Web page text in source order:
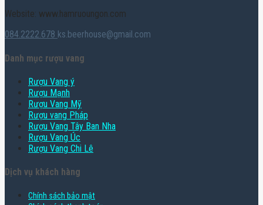
Website: www.hamruoungon.com
084.2222.678 ks.beerhouse@gmail.com
Danh mục rượu vang
Rượu Vang ý
Rượu Mạnh
Rượu Vang Mỹ
Rượu vang Pháp
Rượu Vang Tây Ban Nha
Rượu Vang Úc
Rượu Vang Chi Lê
Dịch vụ khách hàng
Chính sách bảo mật